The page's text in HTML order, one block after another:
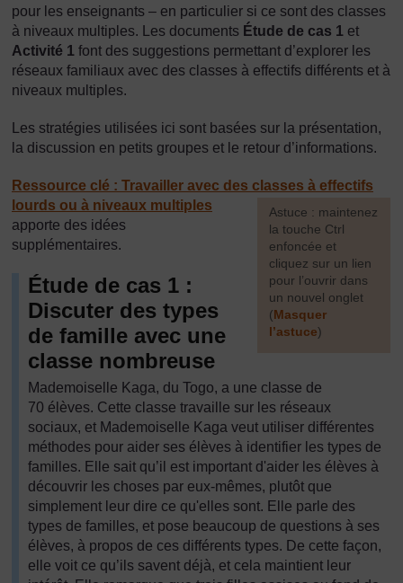
pour les enseignants – en particulier si ce sont des classes
à niveaux multiples. Les documents Étude de cas 1 et
Activité 1 font des suggestions permettant d’explorer les
réseaux familiaux avec des classes à effectifs différents et à
niveaux multiples.
Les stratégies utilisées ici sont basées sur la présentation,
la discussion en petits groupes et le retour d’informations.
Ressource clé : Travailler avec des classes à effectifs
lourds ou à niveaux multiples
[Astuce : maintenez
la touche Ctrl
enfoncée et
cliquez sur un lien
pour l’ouvrir dans
un nouvel onglet
(Masquer
l’astuce)
apporte des idées
supplémentaires.
Étude de cas 1 :
Discuter des types
de famille avec une
classe nombreuse
Mademoiselle Kaga, du Togo, a une classe de
70 élèves. Cette classe travaille sur les réseaux
sociaux, et Mademoiselle Kaga veut utiliser différentes
méthodes pour aider ses élèves à identifier les types de
familles. Elle sait qu’il est important d'aider les élèves à
découvrir les choses par eux-mêmes, plutôt que
simplement leur dire ce qu'elles sont. Elle parle des
types de familles, et pose beaucoup de questions à ses
élèves, à propos de ces différents types. De cette façon,
elle voit ce qu’ils savent déjà, et cela maintient leur